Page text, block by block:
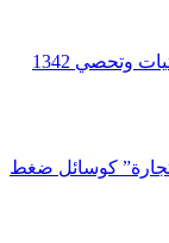
سلطات سبتة تنشئ مراكز خاصة لاستقبال الفتيات وتحصي 1342
كوسائل ضغط